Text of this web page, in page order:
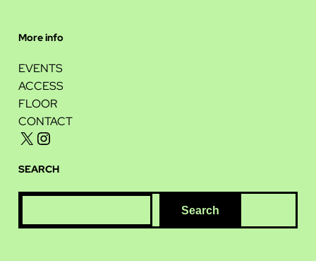
More info
EVENTS
ACCESS
FLOOR
CONTACT
X Instagram
SEARCH
S
e
Search